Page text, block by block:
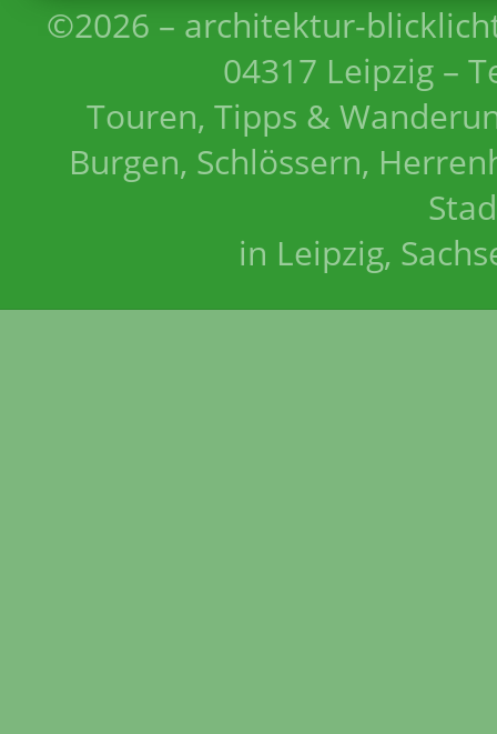
©2026 – architektur-
04317 Leipzig –
Touren, Tipps &
Burgen, Schlössern,
in Leipzig,